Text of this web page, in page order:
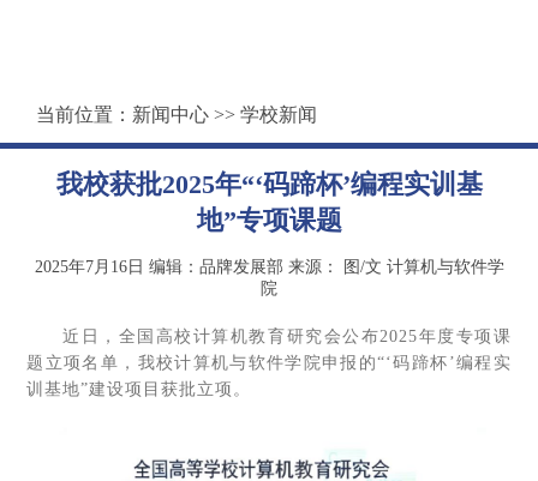
当前位置： 新闻中心 >> 学校新闻
我校获批2025年“‘码蹄杯’编程实训基
地”专项课题
2025年7月16日 编辑：品牌发展部 来源：
图/文 计算机与软件学
院
近日，全国高校计算机教育研究会公布2025年度专项课
题立项名单，我校计算机与软件学院申报的“‘码蹄杯’编程实
训基地”建设项目获批立项。